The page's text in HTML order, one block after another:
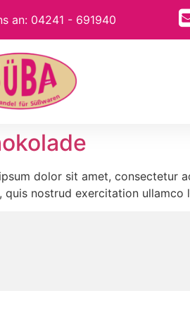
an: 04241 - 691940
dolor sit amet, consectetur
quis nostrud exercitation